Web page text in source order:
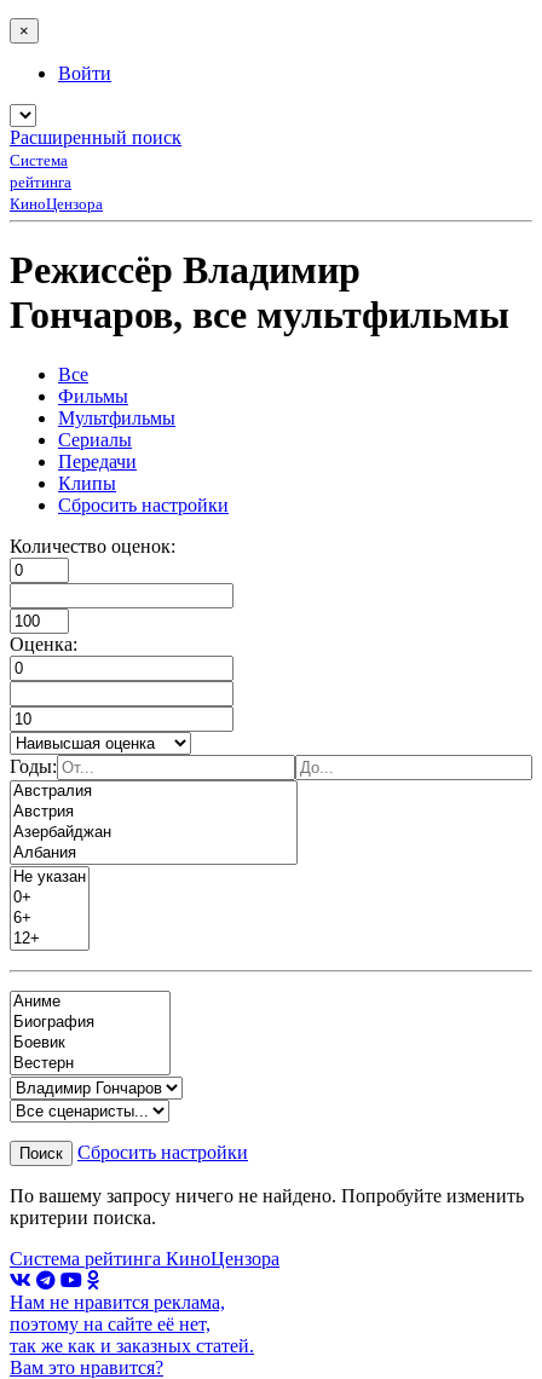
×
Войти
Расширенный поиск
Система
рейтинга
КиноЦензора
Режиссёр Владимир
Гончаров, все мультфильмы
Все
Фильмы
Мультфильмы
Сериалы
Передачи
Клипы
Сбросить настройки
Количество оценок:
Оценка:
Годы:
Поиск Сбросить настройки
По вашему запросу ничего не найдено. Попробуйте изменить
критерии поиска.
Система рейтинга КиноЦензора
Нам не нравится реклама,
поэтому на сайте её нет,
так же как и заказных статей.
Вам это нравится?